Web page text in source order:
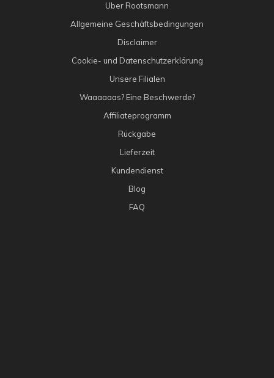
Uber Rootsmann
Allgemeine Geschäftsbedingungen
Disclaimer
Cookie- und Datenschutzerklärung
Unsere Filialen
Waaaaaas? Eine Beschwerde?
Affiliateprogramm
Rückgabe
Lieferzeit
Kundendienst
Blog
FAQ